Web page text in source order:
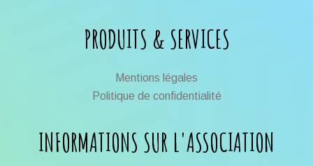
PRODUITS & SERVICES
Mentions légales
Politique de confidentialité
INFORMATIONS SUR L'ASSOCIATION